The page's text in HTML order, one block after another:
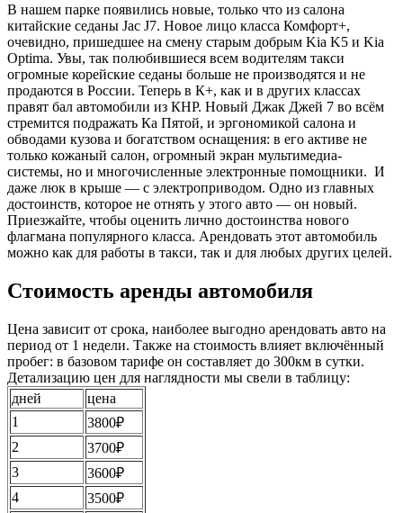
В нашем парке появились новые, только что из салона
китайские седаны Jac J7. Новое лицо класса Комфорт+,
очевидно, пришедшее на смену старым добрым Kia K5 и Kia
Optima. Увы, так полюбившиеся всем водителям такси
огромные корейские седаны больше не производятся и не
продаются в России. Теперь в К+, как и в других классах
правят бал автомобили из КНР. Новый Джак Джей 7 во всём
стремится подражать Ка Пятой, и эргономикой салона и
обводами кузова и богатством оснащения: в его активе не
только кожаный салон, огромный экран мультимедиа-
системы, но и многочисленные электронные помощники. И
даже люк в крыше — с электроприводом. Одно из главных
достоинств, которое не отнять у этого авто — он новый.
Приезжайте, чтобы оценить лично достоинства нового
флагмана популярного класса. Арендовать этот автомобиль
можно как для работы в такси, так и для любых других целей.
Стоимость аренды автомобиля
Цена зависит от срока, наиболее выгодно арендовать авто на
период от 1 недели. Также на стоимость влияет включённый
пробег: в базовом тарифе он составляет до 300км в сутки.
Детализацию цен для наглядности мы свели в таблицу:
дней
цена
1
3800₽
2
3700₽
3
3600₽
4
3500₽